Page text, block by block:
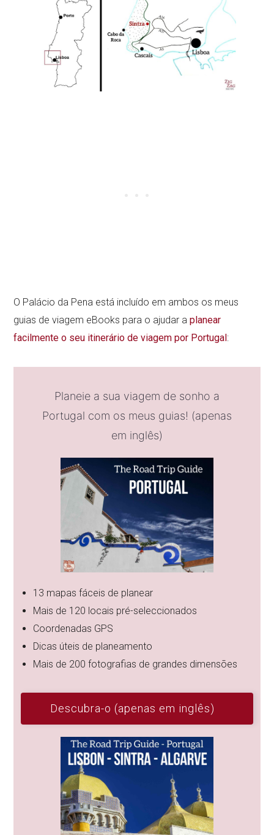
O Palácio da Pena está incluído em ambos os meus
guias de viagem eBooks para o ajudar aplanear
facilmente o seu itinerário de viagem por Portugal :
Planeie a sua viagem de sonho a
Portugal com os meus guias! (apenas
em inglês)
13 mapas fáceis de planear
Mais de 120 locais pré-seleccionados
Coordenadas GPS
Dicas úteis de planeamento
Mais de 200 fotografias de grandes dimensões
Descubra-o (apenas em inglês)